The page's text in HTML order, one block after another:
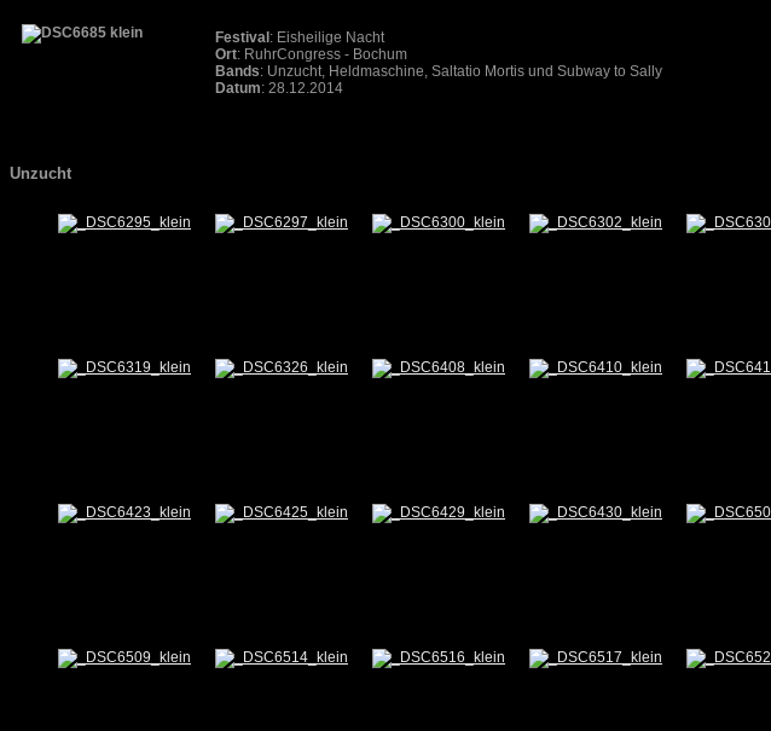
Festival : Eisheilige Nacht
Ort: RuhrCongress - Bochum
Bands: Unzucht, Heldmaschine, Saltatio Mortis und Subway to Sally
Datum: 28.12.2014
Unzucht